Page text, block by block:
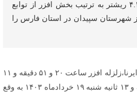
۲ زمین لرزه به بزرگی ۳.۲ ریشتر و ۴.۱ ریشتر به ترتیب بخش افزر از توابع
شهرستان سپیدان در استان فارس را
به گزارش پایگاه خبری شباویز به نقل از ایرنا،زلزله افزر ساعت ۲۰ و ۵۱ دقیقه و ۱۱
ثانیه و زلزله اردکان ساعت ۲۱ و ۳ دقیقه و ۱۳ ثانیه شنبه ۱۹ خردادماه ۱۴۰۳ به وقع